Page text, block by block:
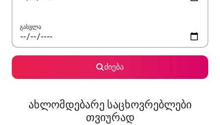
გასვლა
ძიება
ახლომდებარე საცხოვრებლები
თვიურად